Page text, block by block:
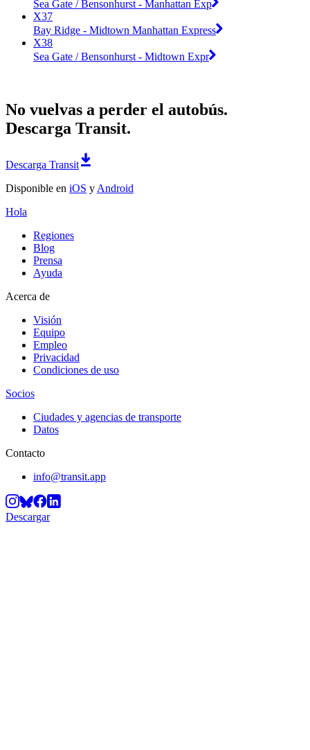
Sea Gate / Bensonhurst - Manhattan Exp
X37
Bay Ridge - Midtown Manhattan Express
X38
Sea Gate / Bensonhurst - Midtown Expr
No vuelvas a perder el autobús.
Descarga Transit.
Descarga Transit
Disponible en iOS y Android
Hola
Regiones
Blog
Prensa
Ayuda
Acerca de
Visión
Equipo
Empleo
Privacidad
Condiciones de uso
Socios
Ciudades y agencias de transporte
Datos
Contacto
info@transit.app
Descargar